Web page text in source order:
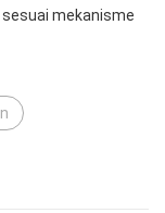
mekanisme